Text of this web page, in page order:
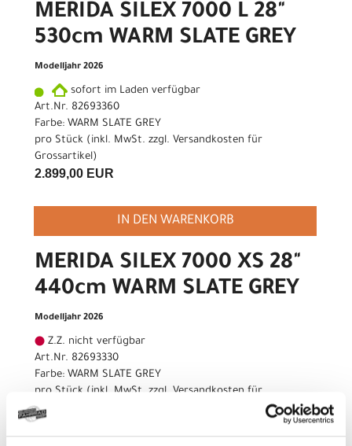
MERIDA SILEX 7000 L 28"
530cm WARM SLATE GREY
Modelljahr 2026
sofort im Laden verfügbar
Art.Nr. 82693360
Farbe: WARM SLATE GREY
pro Stück (inkl. MwSt. zzgl. Versandkosten für
Grossartikel)
2.899,00 EUR
IN DEN WARENKORB
MERIDA SILEX 7000 XS 28"
440cm WARM SLATE GREY
Modelljahr 2026
Z.Z. nicht verfügbar
Art.Nr. 82693330
Farbe: WARM SLATE GREY
pro Stück (inkl. MwSt. zzgl. Versandkosten für
Grossartikel
2.899,00 EUR